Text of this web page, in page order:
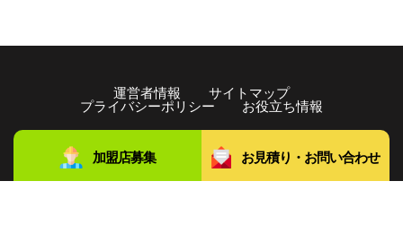
運営者情報
サイトマップ
プライバシーポリシー
お役立ち情報
加盟店募集
お見積り・お問い合わせ